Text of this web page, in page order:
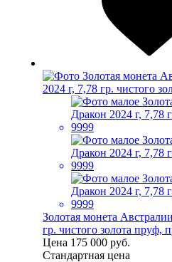
Золотая монета
гр. чистого золота пруф,
Цена 175 000 руб.
Стандартная цена